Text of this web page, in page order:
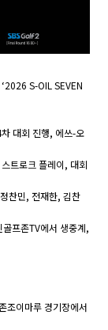
S-OIL SEVEN
대회 진행, 에쓰-오
트로크 플레이, 대회
찬민, 전재한, 김찬
프존TV에서 생중계,
조이마루 경기장에서